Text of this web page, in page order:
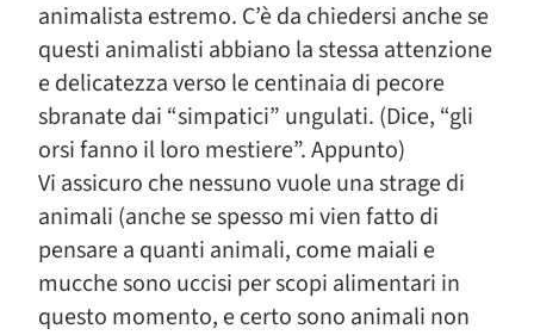
animalista estremo. C’è da chiedersi anche se
questi animalisti abbiano la stessa attenzione
e delicatezza verso le centinaia di pecore
sbranate dai “simpatici” ungulati. (Dice, “gli
orsi fanno il loro mestiere”. Appunto)
Vi assicuro che nessuno vuole una strage di
animali (anche se spesso mi vien fatto di
pensare a quanti animali, come maiali e
mucche sono uccisi per scopi alimentari in
questo momento, e certo sono animali non